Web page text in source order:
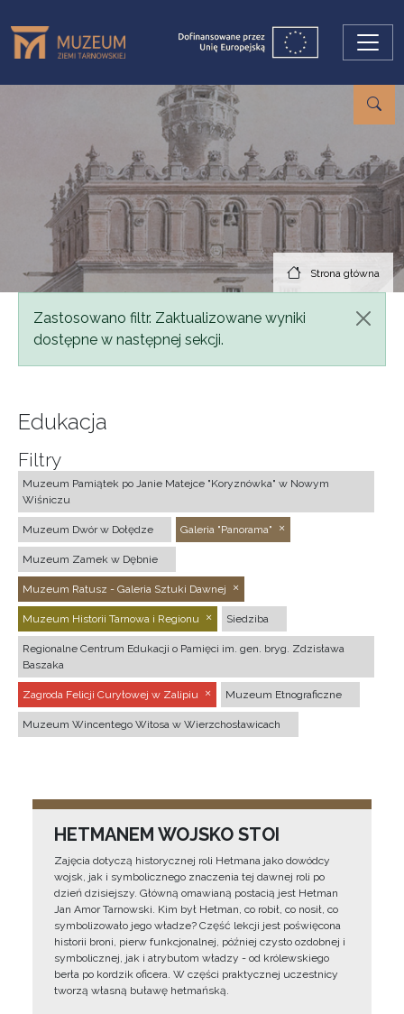
Strona główna
Komunikat
Zastosowano filtr. Zaktualizowane wyniki
dostępne w następnej sekcji.
Edukacja
Filtry
Muzeum Pamiątek po Janie Matejce "Koryznówka" w Nowym
Wiśniczu
Muzeum Dwór w Dołędze Galeria "Panorama"
Muzeum Zamek w Dębnie
Muzeum Ratusz - Galeria Sztuki Dawnej
Muzeum Historii Tarnowa i Regionu Siedziba
Regionalne Centrum Edukacji o Pamięci im. gen. bryg. Zdzisława
Baszaka
Zagroda Felicji Curyłowej w Zalipiu Muzeum Etnograficzne
Muzeum Wincentego Witosa w Wierzchosławicach
HETMANEM WOJSKO STOI
Zajęcia dotyczą historycznej roli Hetmana jako dowódcy
wojsk, jak i symbolicznego znaczenia tej dawnej roli po
dzień dzisiejszy. Główną omawianą postacią jest Hetman
Jan Amor Tarnowski. Kim był Hetman, co robił, co nosił, co
symbolizowało jego władze? Część lekcji jest poświęcona
historii broni, pierw funkcjonalnej, później czysto ozdobnej i
symbolicznej, jak i atrybutom władzy - od królewskiego
berła po kordzik oficera. W części praktycznej uczestnicy
tworzą własną buławę hetmańską.